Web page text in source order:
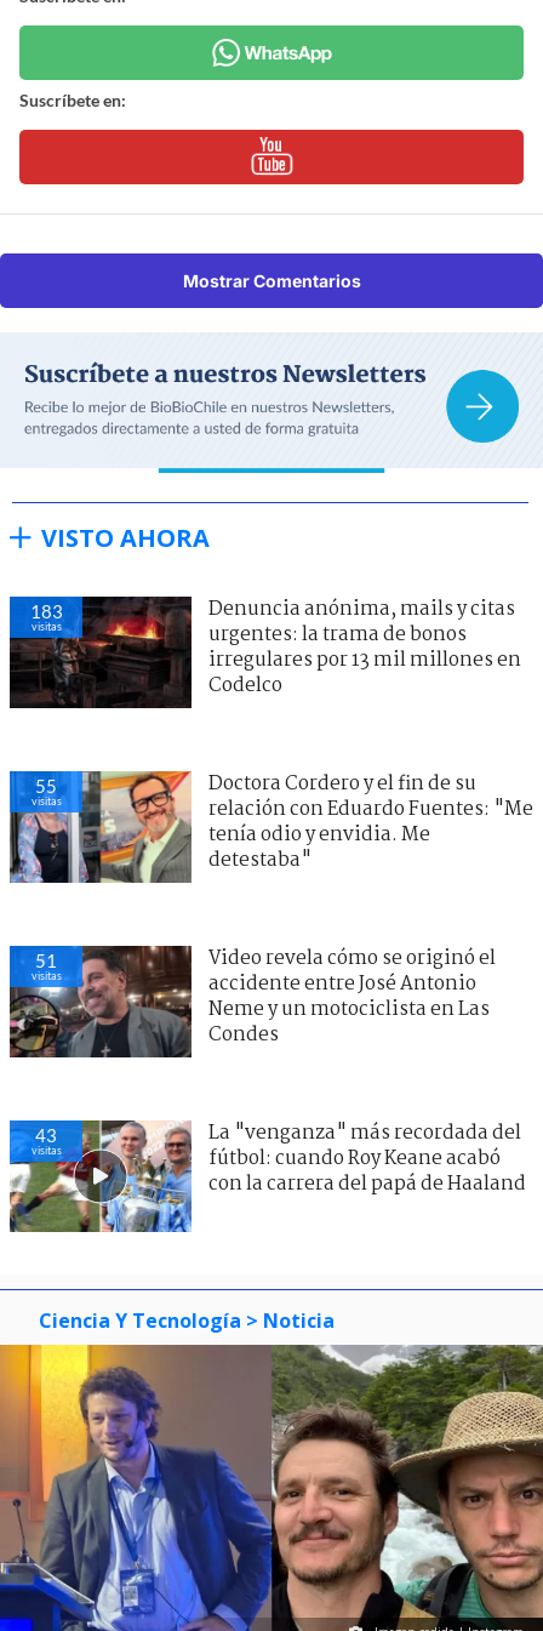
Suscríbete en:
Mostrar Comentarios
VISTO AHORA
183
visitas
Denuncia anónima, mails y citas
urgentes: la trama de bonos
irregulares por 13 mil millones en
Codelco
55
visitas
Doctora Cordero y el fin de su
relación con Eduardo Fuentes: "Me
tenía odio y envidia. Me
detestaba"
51
visitas
Video revela cómo se originó el
accidente entre José Antonio
Neme y un motociclista en Las
Condes
43
visitas
La "venganza" más recordada del
fútbol: cuando Roy Keane acabó
con la carrera del papá de Haaland
Ciencia Y Tecnología > Noticia